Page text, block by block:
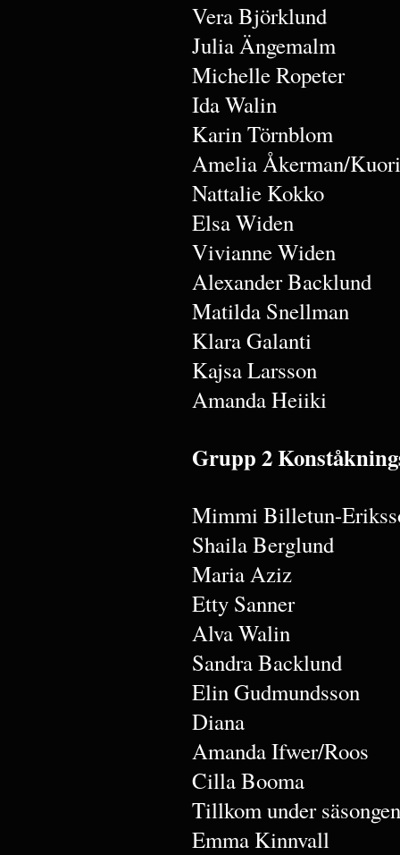
Vera Björklund
Julia Ängemalm
Michelle Ropeter
Ida Walin
Karin Törnblom
Amelia Åkerman/
Nattalie Kokko
Elsa Widen
Vivianne Widen
Alexander Backlund
Matilda Snellman
Klara Galanti
Kajsa Larsson
Amanda Heiiki
Grupp 2
Mimmi Billetun-
Shaila Berglund
Maria Aziz
Etty Sanner
Alva Walin
Sandra Backlund
Elin Gudmundsson
Diana
Amanda Ifwer/Roos
Cilla Booma
Tillkom under säsongen
Emma Kinnvall